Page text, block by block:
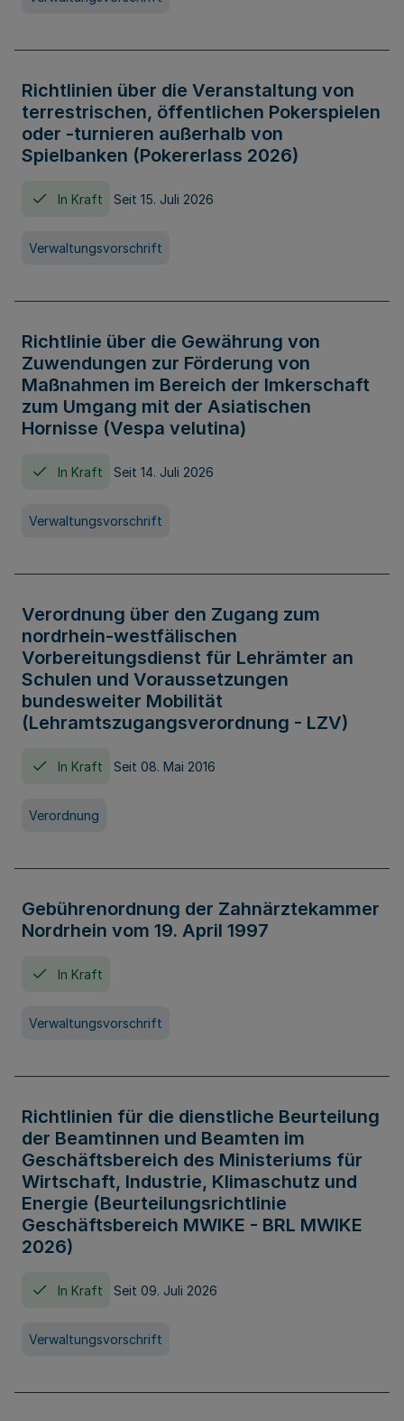
Richtlinien über die Veranstaltung von
terrestrischen, öffentlichen Pokerspielen
oder -turnieren außerhalb von
Spielbanken (Pokererlass 2026)
In Kraft Seit 15. Juli 2026
Verwaltungsvorschrift
Richtlinie über die Gewährung von
Zuwendungen zur Förderung von
Maßnahmen im Bereich der Imkerschaft
zum Umgang mit der Asiatischen
Hornisse (Vespa velutina)
In Kraft Seit 14. Juli 2026
Verwaltungsvorschrift
Verordnung über den Zugang zum
nordrhein-westfälischen
Vorbereitungsdienst für Lehrämter an
Schulen und Voraussetzungen
bundesweiter Mobilität
(Lehramtszugangsverordnung - LZV)
In Kraft Seit 08. Mai 2016
Verordnung
Gebührenordnung der Zahnärztekammer
Nordrhein vom 19. April 1997
In Kraft
Verwaltungsvorschrift
Richtlinien für die dienstliche Beurteilung
der Beamtinnen und Beamten im
Geschäftsbereich des Ministeriums für
Wirtschaft, Industrie, Klimaschutz und
Energie (Beurteilungsrichtlinie
Geschäftsbereich MWIKE - BRL MWIKE
2026)
In Kraft Seit 09. Juli 2026
Verwaltungsvorschrift